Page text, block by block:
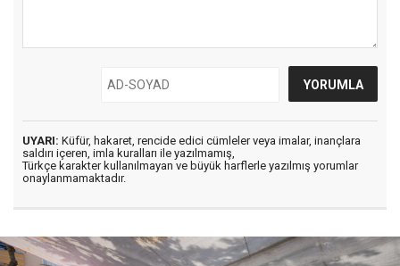
UYARI: Küfür, hakaret, rencide edici cümleler veya imalar, inançlara
saldırı içeren, imla kuralları ile yazılmamış,
Türkçe karakter kullanılmayan ve büyük harflerle yazılmış yorumlar
onaylanmamaktadır.